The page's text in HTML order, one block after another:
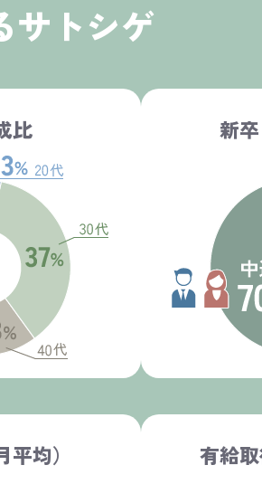
サトシゲ
比 新
均） 有給取